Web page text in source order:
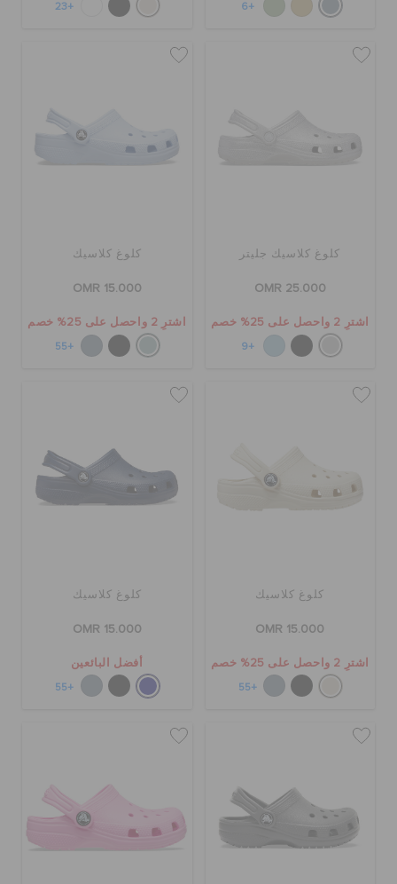
+6
+23
كلوغ كلاسيك جليتر
OMR 25.000
اشترِ 2 واحصل على 25% خصم
+9
كلوغ كلاسيك
OMR 15.000
اشترِ 2 واحصل على 25% خصم
+55
كلوغ كلاسيك
OMR 15.000
اشترِ 2 واحصل على 25% خصم
+55
كلوغ كلاسيك
OMR 15.000
أفضل البائعين
+55